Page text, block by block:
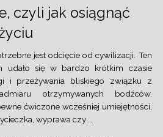
czyli jak osiągnąć
jest odcięcie od cywilizacji. Ten
się w bardzo krótkim czasie
i przeżywania bliskiego związku z
otrzymywanych bodźców.
ćwiczone wcześniej umiejętności,
wyprawa czy …